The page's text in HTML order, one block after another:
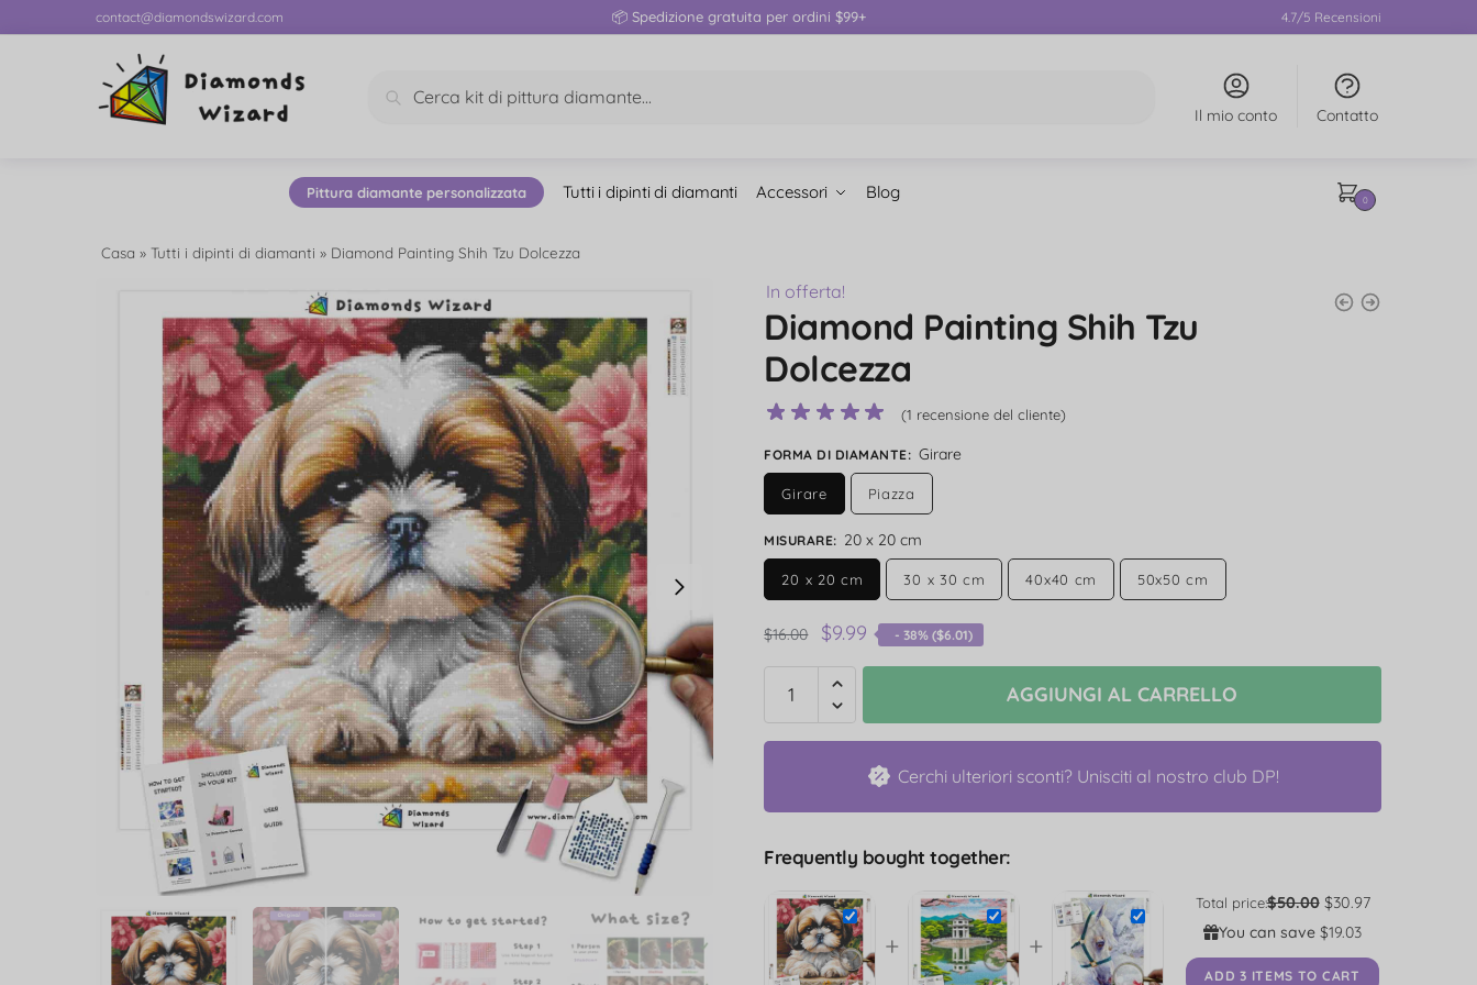
contact@diamondswizard.com 📦 Spedizione gratuita per ordini $99+ 4.7/5 Recensioni
Cerca
Il mio conto Contatto
Pittura diamante personalizzata Tutti i dipinti di diamanti Accessori Blog 0
Casa »Tutti i dipinti di diamanti » Diamond Painting Shih Tzu Dolcezza
In offerta!
Diamond Painting Shih Tzu
Dolcezza
(1 recensione del cliente)
FORMA DI DIAMANTE: Girare
Girare Piazza
MISURARE: 20 x 20 cm
20 x 20 cm 30 x 30 cm 40x40 cm 50x50 cm
$16.00 $9.99 - 38% ($6.01)
AGGIUNGI AL CARRELLO
Cerchi ulteriori sconti? Unisciti al nostro club DP!
Frequently bought together:
+ +
Total price:$50.00 $30.97
You can save$19.03
ADD 3 ITEMS TO CART